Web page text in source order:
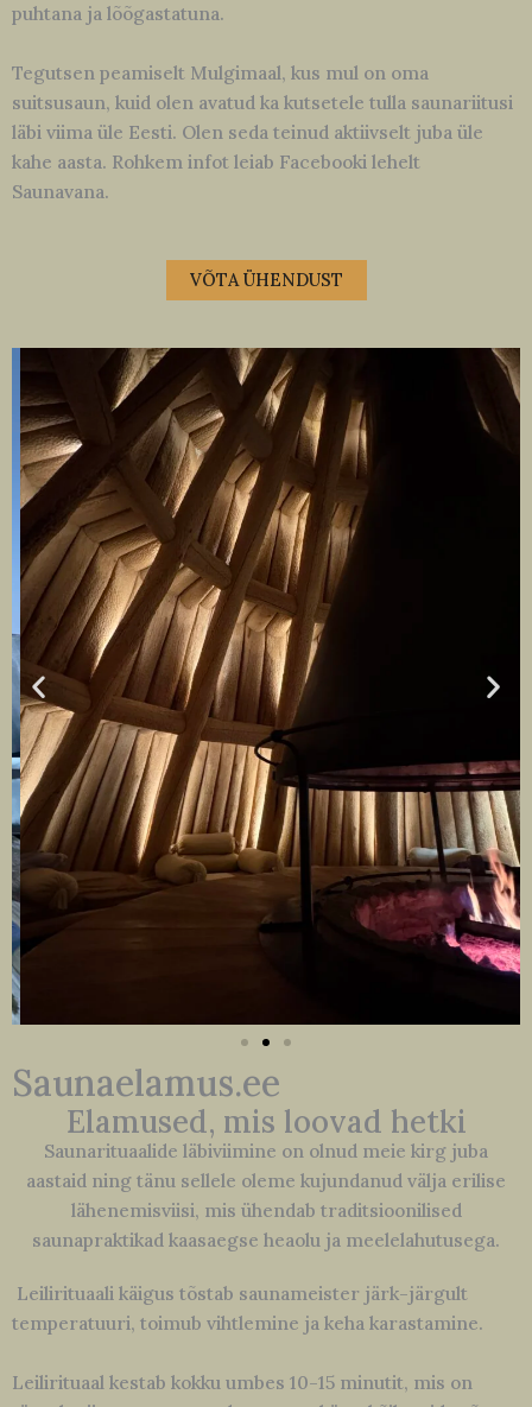
puhtana ja lõõgastatuna.
Tegutsen peamiselt Mulgimaal, kus mul on oma
suitsusaun, kuid olen avatud ka kutsetele tulla saunariitusi
läbi viima üle Eesti. Olen seda teinud aktiivselt juba üle
kahe aasta. Rohkem infot leiab Facebooki lehelt
Saunavana.
VÕTA ÜHENDUST
Saunaelamus.ee
Elamused, mis loovad hetki
Saunarituaalide läbiviimine on olnud meie kirg juba
aastaid ning tänu sellele oleme kujundanud välja erilise
lähenemisviisi, mis ühendab traditsioonilised
saunapraktikad kaasaegse heaolu ja meelelahutusega.
Leilirituaali käigus tõstab saunameister järk-järgult
temperatuuri, toimub vihtlemine ja keha karastamine.
Leilirituaal kestab kokku umbes 10-15 minutit, mis on